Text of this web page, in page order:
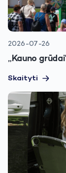
2026-07-26
„Kauno
Skaityti